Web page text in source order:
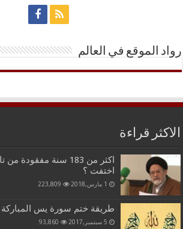
رواد الموقع في العالم
الاكثر قراءة
اكثر من 183 سنة
اختفت ؟
1 مارس,2018 223,809
طريقة ختم سورة يس المباركة
5 سبتمبر,2017 93,860